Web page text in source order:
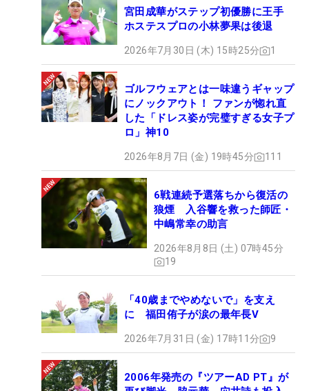
宮田成華がステップ初優勝に王手
ホステスプロの小林夢果は後退
2026年7月30日 (木) 15時25分 1
ゴルフウェアとは一味違うギャップ
にノックアウト！ ファンが惚れ直
した「ドレス姿が完璧すぎる女子プ
ロ」神10
2026年8月7日 (金) 19時45分 111
6戦連続予選落ちから復活の
狼煙 入谷響を救った師匠・
中嶋常幸の助言
2026年8月8日 (土) 07時45分
19
「40歳までやめないで」を支え
に 福田侑子が涙の最年長V
2026年7月31日 (金) 17時11分 9
2006年発売の『ツアーAD PT』が